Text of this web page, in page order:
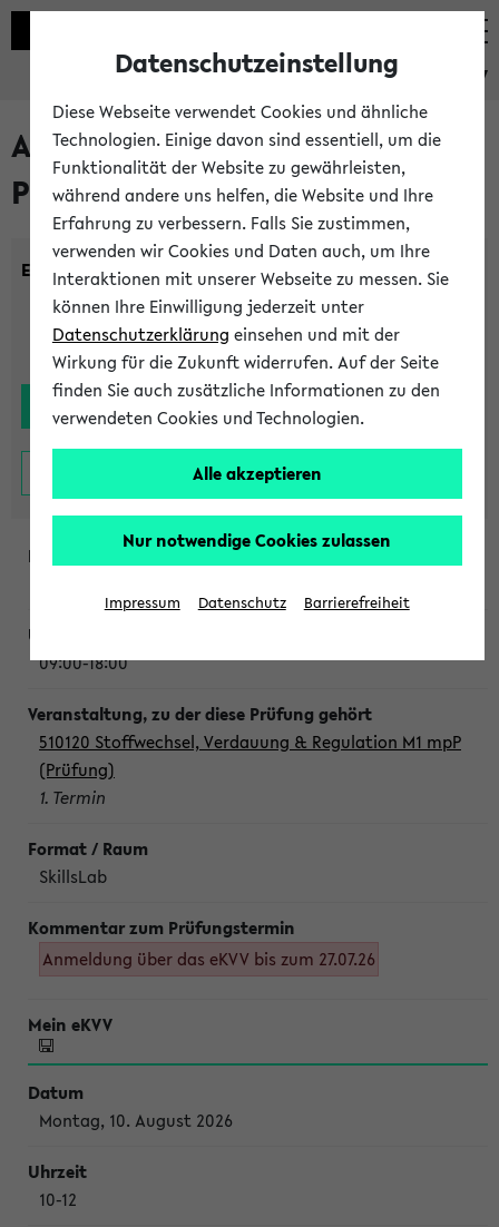
eKVV
Alle noch stattfindenden
Prüfungen
Einrichtung:
09:00-18:00
510120 Stoffwechsel, Verdauung & Regulation M1 mpP
(Prüfung)
1. Termin
SkillsLab
Anmeldung über das eKVV bis zum 27.07.26
Montag, 10. August 2026
10-12
Datenschutzeinstellung
Diese Webseite verwendet Cookies und ähnliche
Technologien. Einige davon sind essentiell, um die
Funktionalität der Website zu gewährleisten,
während andere uns helfen, die Website und Ihre
Erfahrung zu verbessern. Falls Sie zustimmen,
verwenden wir Cookies und Daten auch, um Ihre
Interaktionen mit unserer Webseite zu messen. Sie
können Ihre Einwilligung jederzeit unter
Datenschutzerklärung einsehen und mit der
Wirkung für die Zukunft widerrufen. Auf der Seite
finden Sie auch zusätzliche Informationen zu den
verwendeten Cookies und Technologien.
Alle akzeptieren
Nur notwendige Cookies zulassen
Impressum Datenschutz Barrierefreiheit